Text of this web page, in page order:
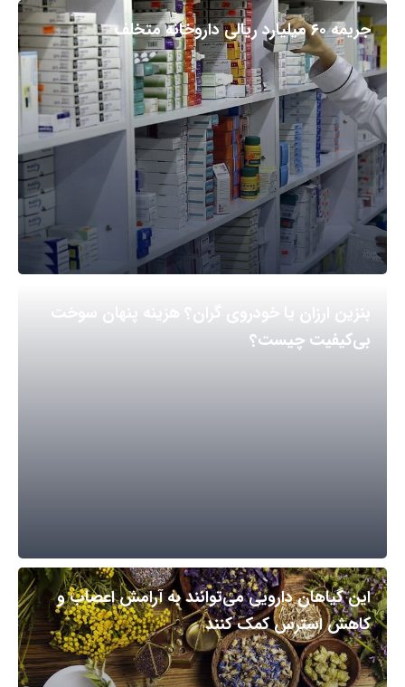
جریمه ۶۰ میلیارد ریالی داروخانه متخلف
بنزین ارزان یا خودروی گران؟ هزینه پنهان سوخت
بی‌کیفیت چیست؟
این گیاهان دارویی می‌توانند به آرامش اعصاب و
کاهش استرس کمک کنند